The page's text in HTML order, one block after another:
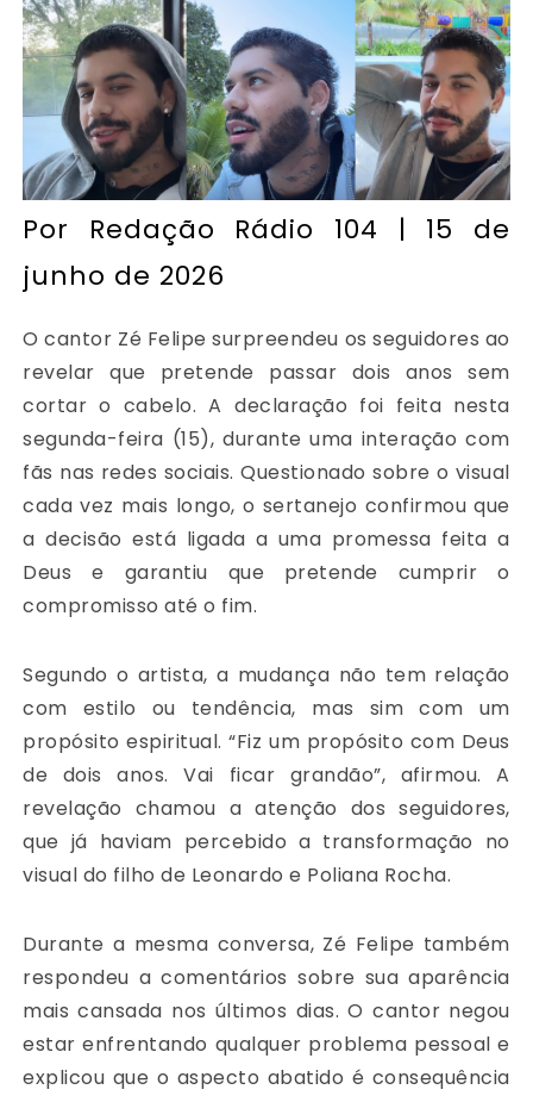
Por Redação Rádio 104 | 15 de
junho de 2026
O cantor Zé Felipe surpreendeu os seguidores ao
revelar que pretende passar dois anos sem
cortar o cabelo. A declaração foi feita nesta
segunda-feira (15), durante uma interação com
fãs nas redes sociais. Questionado sobre o visual
cada vez mais longo, o sertanejo confirmou que
a decisão está ligada a uma promessa feita a
Deus e garantiu que pretende cumprir o
compromisso até o fim.
Segundo o artista, a mudança não tem relação
com estilo ou tendência, mas sim com um
propósito espiritual. “Fiz um propósito com Deus
de dois anos. Vai ficar grandão”, afirmou. A
revelação chamou a atenção dos seguidores,
que já haviam percebido a transformação no
visual do filho de Leonardo e Poliana Rocha.
Durante a mesma conversa, Zé Felipe também
respondeu a comentários sobre sua aparência
mais cansada nos últimos dias. O cantor negou
estar enfrentando qualquer problema pessoal e
explicou que o aspecto abatido é consequência